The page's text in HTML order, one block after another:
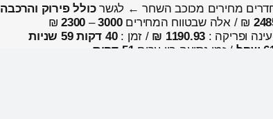
חדרים מחירים מכוכב השחר ← לגשרכולל פירוק והרכבה
₪ / אלה שבטווח המחירים3000
–
2300
₪
ופריקה : 1190.93 ₪ / זמן :40 דקות 59 שניות
/ זמן נסיעה בין ערים 51 דקות